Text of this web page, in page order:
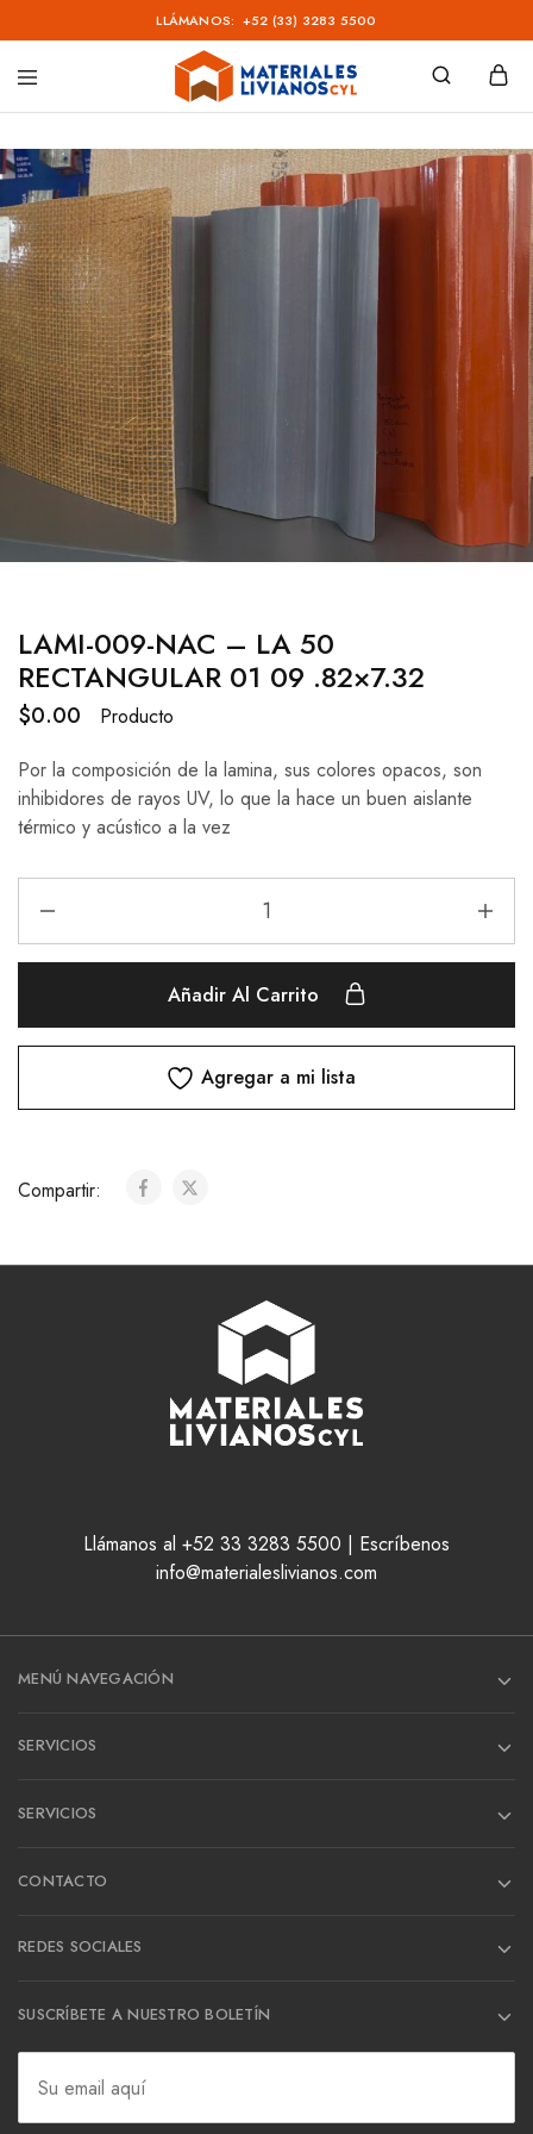
LLÁMANOS: +52 (33) 3283 5500
Materiales
–
CYL
LAMI-009-NAC – LA 50
RECTANGULAR 01 09 .82×7.32
$0.00
Producto
Por la composición de la lamina, sus colores opacos, son
inhibidores de rayos UV, lo que la hace un buen aislante
térmico y acústico a la vez
Añadir Al Carrito
Agregar a mi lista
Compartir:
Llámanos al +52 33 3283 5500 | Escríbenos
info@materialeslivianos.com
MENÚ NAVEGACIÓN
SERVICIOS
SERVICIOS
CONTACTO
REDES SOCIALES
SUSCRÍBETE A NUESTRO BOLETÍN